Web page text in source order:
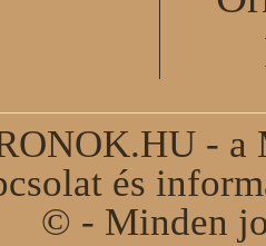
- a
és
© - Minden